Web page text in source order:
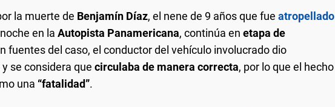
la muerte de Benjamín Díaz, el nene de 9 años que fue atropellado
en la Autopista Panamericana, continúa en etapa de
fuentes del caso, el conductor del vehículo involucrado dio
y se considera que circulaba de manera correcta, por lo que el hecho
una “fatalidad”.